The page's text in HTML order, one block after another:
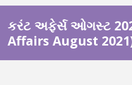
કરંટ અફેર્સ ઓગસ્ટ
Affairs August